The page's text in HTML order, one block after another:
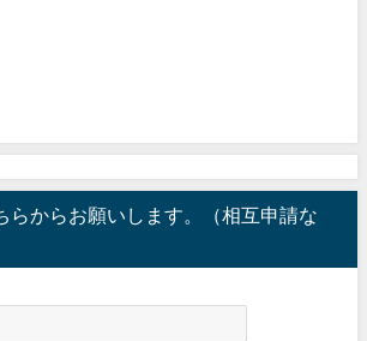
らからお願いします。（相互申請な